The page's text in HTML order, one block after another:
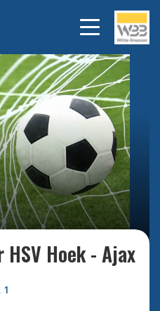
Bekijk alle foto's
Hoek - Ajax
1